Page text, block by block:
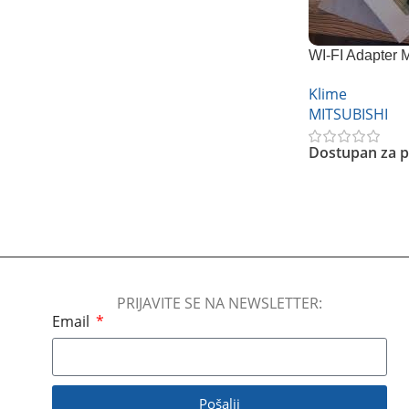
WI-FI Adapter
Klime
MITSUBISHI
Dostupan za
PRIJAVITE SE NA NEWSLETTER:
Email
Pošalji